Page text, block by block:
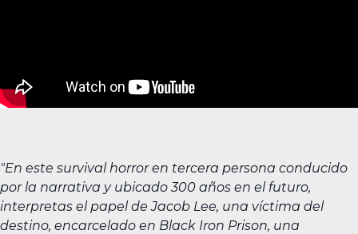
"En este survival horror en tercera persona conducido
por la narrativa y ubicado 300 años en el futuro,
interpretas el papel de Jacob Lee, una víctima del
destino, encarcelado en Black Iron Prison, una